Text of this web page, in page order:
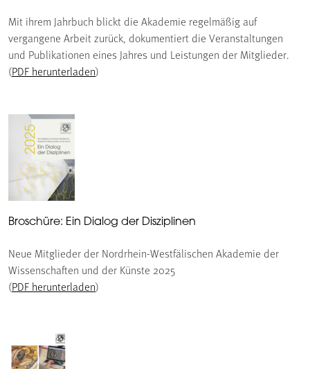
Mit ihrem Jahrbuch blickt die Akademie regelmäßig auf
vergangene Arbeit zurück, dokumentiert die Veranstaltungen
und Publikationen eines Jahres und Leistungen der Mitglieder.
(PDF herunterladen)
Broschüre: Ein Dialog der Disziplinen
Neue Mitglieder der Nordrhein-Westfälischen Akademie der
Wissenschaften und der Künste 2025
(PDF herunterladen)